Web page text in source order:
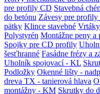
pre profily CD Stavebná
do betónu Závesy pre profily
pätky Klince stavebné
Polystyrén Montážne peny a
Spojky pre CD profily
šesťhranné Fasádne frézy a
Uholník spojovací - KL
Podložky Okenné lišty -
dreva TX - tanierová hlava
montážny - KM Skrutky do